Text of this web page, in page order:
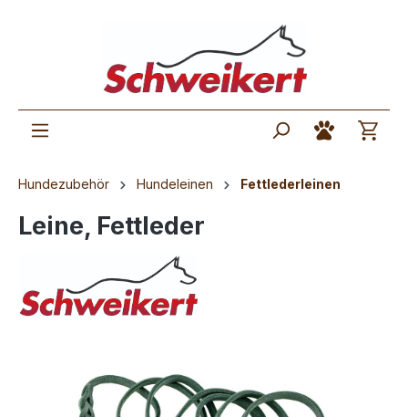
Hundezubehör Hundeleinen Fettlederleinen
Leine, Fettleder